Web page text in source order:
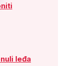
leđa